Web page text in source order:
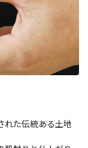
れた伝統ある土地